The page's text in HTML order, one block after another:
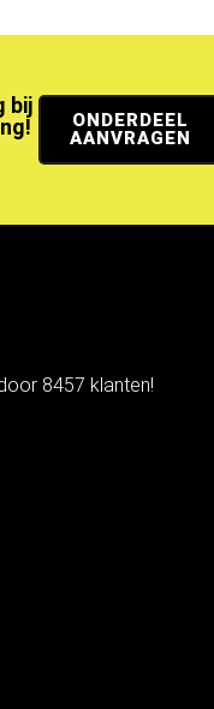
bij
ONDERDEEL
AANVRAGEN
8457 klanten!